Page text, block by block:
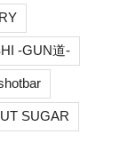
-GUN道-
SUGAR